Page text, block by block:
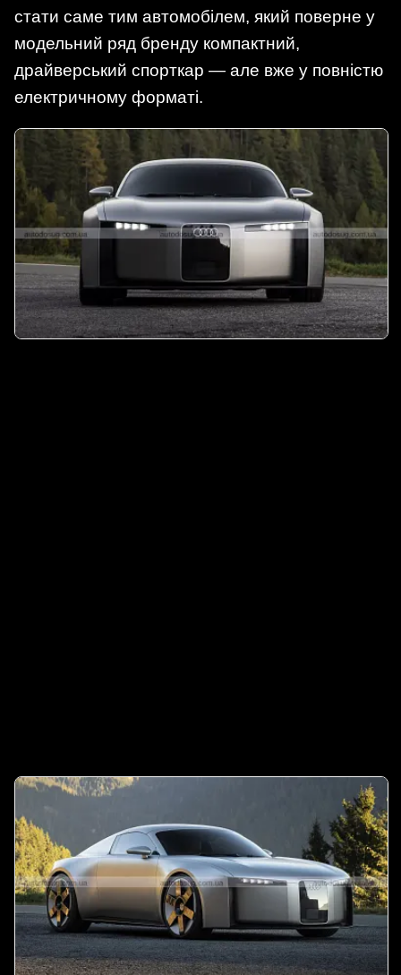
стати саме тим автомобілем, який поверне у
модельний ряд бренду компактний,
драйверський спорткар — але вже у повністю
електричному форматі.